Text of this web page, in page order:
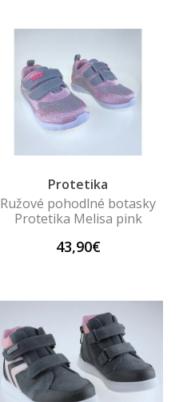
Protetika
Ružové pohodlné botasky
Protetika Melisa pink
43,90€